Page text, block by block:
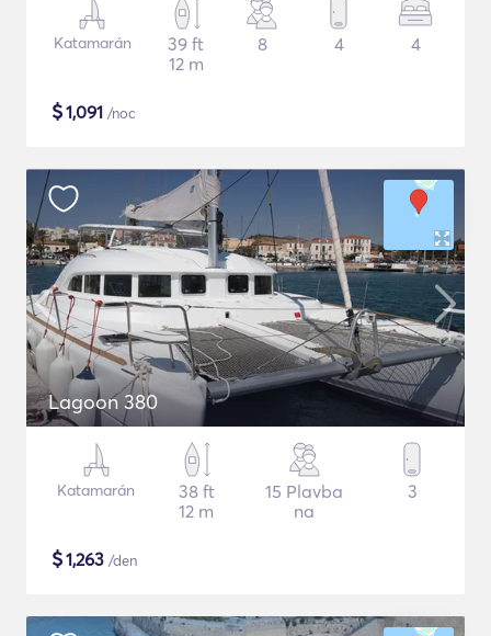
Katamarán
39 ft
12 m
8 4 4
$1,091 /noc
Lagoon 380
Katamarán
38 ft
12 m
15 Plavba
na
3
$1,263 /den